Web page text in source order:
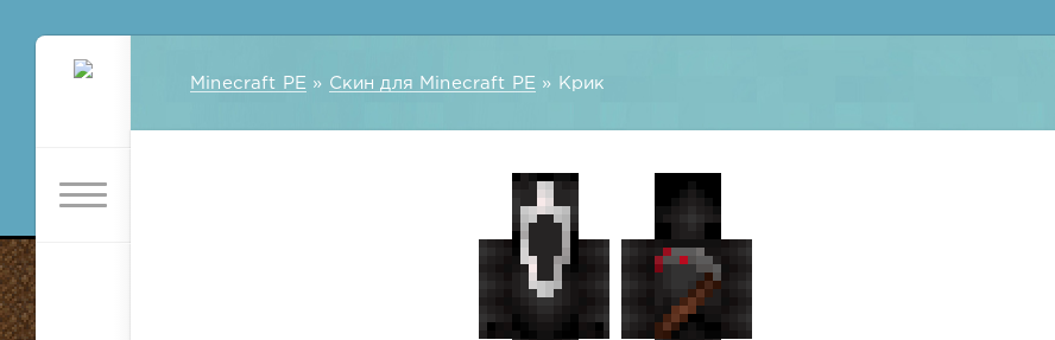
Minecraft PE » Скин для Minecraft PE » Крик